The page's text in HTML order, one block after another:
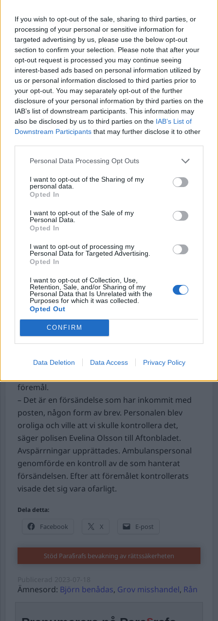
If you wish to opt-out of the sale, sharing to third parties, or
processing of your personal or sensitive information for
targeted advertising by us, please use the below opt-out
section to confirm your selection. Please note that after your
opt-out request is processed you may continue seeing
interest-based ads based on personal information utilized by
us or personal information disclosed to third parties prior to
your opt-out. You may separately opt-out of the further
disclosure of your personal information by third parties on the
IAB’s list of downstream participants. This information may
also be disclosed by us to third parties on the IAB’s List of
Downstream Participants that may further disclose it to other
Personal Data Processing Opt Outs
I want to opt-out of the Sharing of my
personal data.
Opted In
I want to opt-out of the Sale of my
Personal Data.
Opted In
I want to opt-out of processing my
Personal Data for Targeted Advertising.
Opted In
I want to opt-out of Collection, Use,
Retention, Sale, and/or Sharing of my
Personal Data that Is Unrelated with the
Purposes for which it was collected.
Opted Out
CONFIRM
Data Deletion Data Access Privacy Policy
Ärendet kommer nu tas upp i nästa instans innan
björnen kan släppas fri långt från mänsklig
population.
En kvinnan från Haparanda försökte elda upp
sig själv och sin sambo framför de egna barnen,
nu väcks åtal mot henne.
Totalt finns det fem åtalspunkter. Grov
misshandel, när hon hällde bensin över sambon
och försöka sätta fyr.
klöste sambon och slog styvdottern med en
väska.
Barnfridsbrott, samtliga gärningar begicks
huvudförhandling är planerad till den 27 juli.
området Daljöfors i Borås under
måndagseftermiddagen. En smash and grab-
kupp hade då utförts.
Flera personer hade slagit sönder fönstren och
tagit med sig så mycket guld de kunde.
Gärningsmännen flydde sedan i en bil. Ingen
person sakades fysiskt vid rånet. Några
olis kallades till kommunhuset i Sjöbo i
föremål.
– Det är en försändelse som har inkommit med
posten, någon form av brev. Personalen blev
oroliga och ville att vi skulle kontrollera det,
säger polisen Evelina Olsson till Aftonbladet.
Avspärrningar upprättades. Ambulanspersonal
genomförde en kontroll av de som hanterat
försändelsen. Efter att föremålet kontrollerats
visade det sig vara ofarligt.
Dela detta:
Facebook X E-post
Stöd Para§rafs bevakning av rättssäkerheten
Ämnesord: Björn benådas, Grov misshandel, Rån